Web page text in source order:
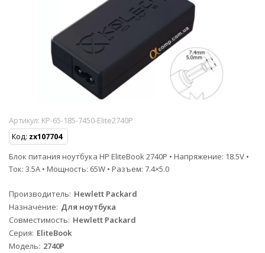
Артикул: KP-65-185-7450-Elite2740P
Код: zx107704
Блок питания ноутбука HP EliteBook 2740P • Напряжение: 18.5V •
Ток: 3.5A • Мощность: 65W • Разъем: 7.4×5.0
Производитель Hewlett Packard
Назначение Для ноутбука
Совместимость Hewlett Packard
Серия EliteBook
Модель 2740P